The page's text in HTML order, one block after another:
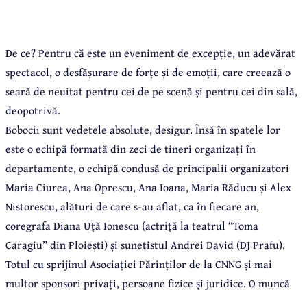
De ce? Pentru că este un eveniment de excepție, un adevărat
spectacol, o desfășurare de forțe și de emoții, care creează o
seară de neuitat pentru cei de pe scenă și pentru cei din sală,
deopotrivă.
Bobocii sunt vedetele absolute, desigur. Însă în spatele lor
este o echipă formată din zeci de tineri organizați în
departamente, o echipă condusă de principalii organizatori
Maria Ciurea, Ana Oprescu, Ana Ioana, Maria Răducu și Alex
Nistorescu, alături de care s-au aflat, ca în fiecare an,
coregrafa Diana Uță Ionescu (actriță la teatrul “Toma
Caragiu” din Ploiești) și sunetistul Andrei David (DJ Prafu).
Totul cu sprijinul Asociației Părinților de la CNNG și mai
multor sponsori privați, persoane fizice și juridice. O muncă